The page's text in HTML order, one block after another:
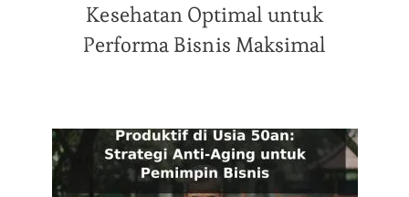
Kesehatan Optimal untuk
Performa Bisnis Maksimal